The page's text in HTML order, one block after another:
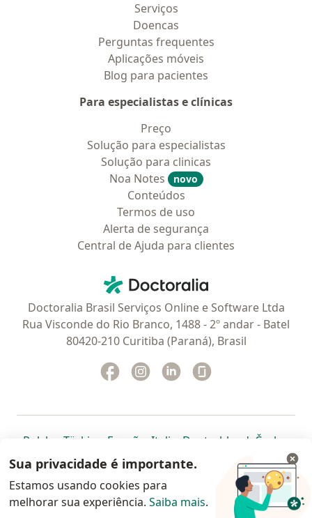
Serviços
Doencas
Perguntas frequentes
Aplicações móveis
Blog para pacientes
Para especialistas e clínicas
Preço
Solução para especialistas
Solução para clinicas
Noa Notes
novo
Conteúdos
Termos de uso
Alerta de segurança
Central de Ajuda para clientes
Doctoralia - Homepage
Doctoralia Brasil Serviços Online e Software Ltda
Rua Visconde do Rio Branco, 1488 - 2º andar - Batel
80420-210 Curitiba (Paraná), Brasil
Facebook
abre num novo separador
Instagram
abre num novo separador
Linkedin
abre num novo
Polska abre num novo separador
Türkiye abre num novo separador
España abre num novo separador
Italia abre num novo
Deutschlandabre num
Česko
Portugal abre num novo separador
, México abre num novo separador
, abre num novo separador
Brasil abre num novoabre num
abre
Colombia abre num novo
www.doctoralia.com.br © 2026 - Agende agora sua
Sua privacidade é importante.
Estamos usando cookies para
melhorar sua experiência. Saiba mais.